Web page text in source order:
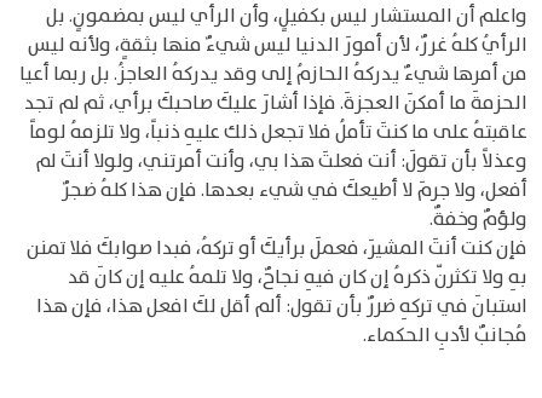
واعلم أن المستشار ليس بكفيلٍ، وأن الرأي ليس بمضمونٍ. بل
الرأيُ كلهُ غررٌ، لأن أمورَ الدنيا ليس شيءٌ منها بثقةٍ، ولأنه ليس
من أمرها شيءٌ يدركهُ الحازمُ إلى وقد يدركهُ العاجزُ. بل ربما أعيا
الحزمةَ ما أمكنَ العجزةَ. فإذا أشارَ عليكَ صاحبكَ برأي، ثم لم تجد
عاقبتهُ على ما كنتَ تأملُ فلا تجعل ذلك عليهِ ذنباً، ولا تلزمهُ لوماً
وعذلاً بأن تقولَ: أنت فعلتَ هذا بي، وأنت أمرتني، ولولا أنتَ لم
أفعل، ولا جرمَ لا أطيعكَ في شيء بعدها. فإن هذا كلهُ ضجرٌ
ولؤمٌ وخفةٌ.
فإن كنت أنتَ المشيرَ، فعملَ برأيكَ أو تركهُ، فبدا صوابكَ فلا تمنن
بهِ ولا تكثرنّ ذكرهُ إن كان فيهِ نجاحٌ، ولا تلمهُ عليه إن كانَ قد
استبانَ في تركهِ ضررٌ بأن تقول: ألم أقل لكَ افعل هذا، فإن هذا
مُجانبٌ لأدبِ الحكماء.